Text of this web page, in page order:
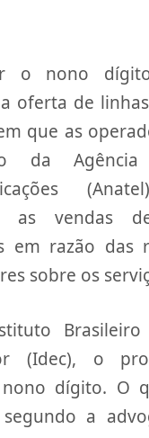
o nono
oferta de
que as
da Agência
as vendas
em razão das
sobre os
(Idec), o
dígito. O
a